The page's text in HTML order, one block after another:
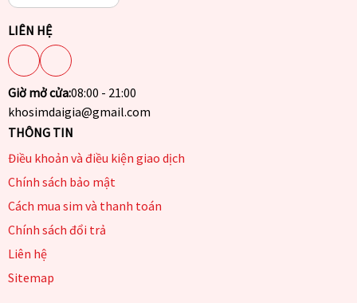
LIÊN HỆ
Giờ mở cửa:08:00 - 21:00
khosimdaigia@gmail.com
THÔNG TIN
Điều khoản và điều kiện giao dịch
Chính sách bảo mật
Cách mua sim và thanh toán
Chính sách đổi trả
Liên hệ
Sitemap